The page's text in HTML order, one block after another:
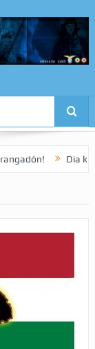
Dia korai